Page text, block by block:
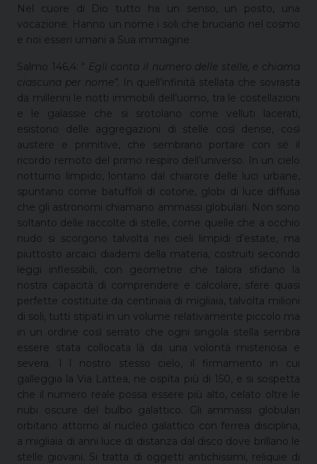
Nel cuore di Dio tutto ha un senso, un posto, una
vocazione. Hanno un nome i soli che bruciano nel cosmo
e noi esseri umani a Sua immagine
Salmo 146,4: “ Egli conta il numero delle stelle, e chiama
ciascuna per nome”.
In quell’infinità stellata che sovrasta
da millenni le notti immobili dell’uomo, tra le costellazioni
e le galassie che si srotolano come velluti lacerati,
esistono delle aggregazioni di stelle così dense, così
austere e primitive, che sembrano portare con sé il
ricordo remoto del primo respiro dell’universo. In un cielo
notturno limpido, lontano dal chiarore delle luci urbane,
spuntano come batuffoli di cotone, globi di luce diffusa
che gli astronomi chiamano ammassi globulari. Non sono
soltanto delle raccolte di stelle, come quelle che a occhio
nudo si scorgono talvolta nei cieli limpidi d’estate, ma
piuttosto arcaici diademi della materia, costruiti secondo
leggi inflessibili, con geometrie che talora sfidano la
nostra capacità di comprendere e calcolare, sfere quasi
perfette costituite da centinaia di migliaia, talvolta milioni
di soli, tutti stipati in un volume relativamente piccolo ma
in un ordine così serrato che ogni singola stella sembra
essere stata collocata là da una volontà misteriosa e
severa. I l nostro stesso cielo, il firmamento in cui
galleggia la Via Lattea, ne ospita più di 150, e si sospetta
che il numero reale possa essere più alto, celato oltre le
nubi oscure del bulbo galattico. Gli ammassi globulari
orbitano attorno al nucleo galattico con ferrea disciplina,
a migliaia di anni luce di distanza dal disco dove brillano le
stelle giovani. Si tratta di oggetti antichissimi, reliquie di